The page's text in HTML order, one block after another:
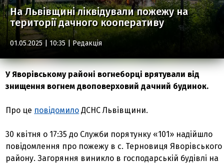
На Львівщині ліквідували пожежу на
території дачного кооперативу
01.05.2025 | 10:35 | Редакція
У Яворівському районі вогнеборці врятували від
знищення вогнем двоповерховий дачний будинок.
Про це повідомило ДСНС Львівщини.
30 квітня о 17:35 до Служби порятунку «101» надійшло
повідомлення про пожежу в с. Терновиця Яворівського
району. Загоряння виникло в господарській будівлі на